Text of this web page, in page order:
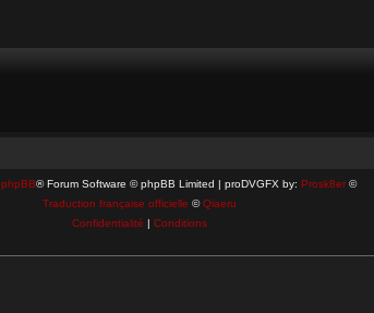
phpBB® Forum Software © phpBB Limited | proDVGFX by: Prosk8er©
Traduction française officielle ©Qiaeru
Confidentialité | Conditions